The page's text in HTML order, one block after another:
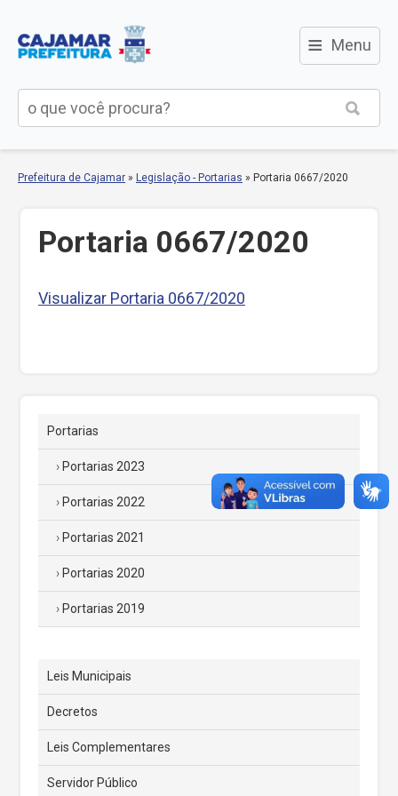
≡ Menu
Prefeitura de Cajamar » Legislação - Portarias » Portaria 0667/2020
Portaria 0667/2020
Visualizar Portaria 0667/2020
Portarias
Portarias 2023
Portarias 2022
Portarias 2021
Portarias 2020
Portarias 2019
Leis Municipais
Decretos
Leis Complementares
Servidor Público